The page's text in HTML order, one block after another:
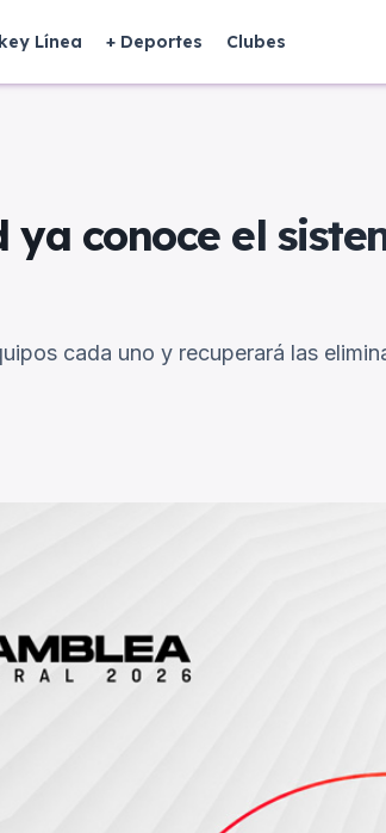
Línea + Deportes Clubes
ya conoce el
cada uno y recuperará las